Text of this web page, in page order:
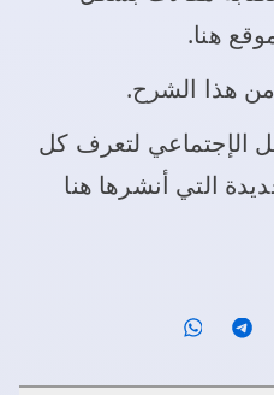
هنا.
هذا الشرح.
الإجتماعي لتعرف كل
التي أنشرها هنا